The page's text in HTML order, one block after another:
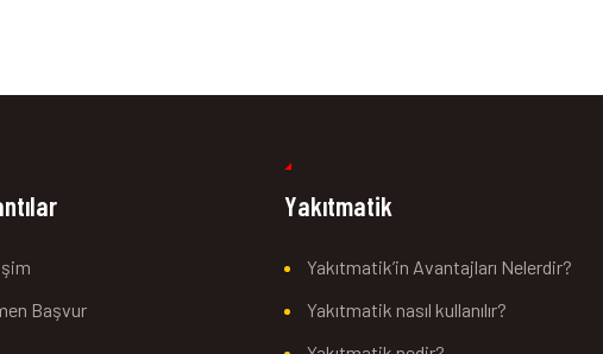
Başvur
Yakıtmatik
Yakıtmatik’in Avantajları Nelerdir?
Yakıtmatik nasıl kullanılır?